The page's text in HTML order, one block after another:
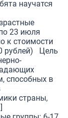
научатся
23 июля
к стоимости
рублей) Цель
способных в
страны,